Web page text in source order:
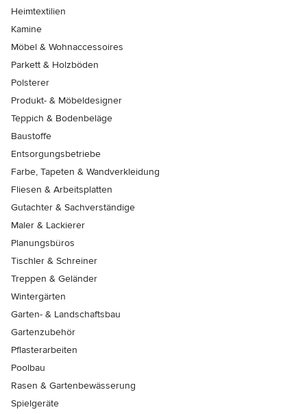
Heimtextilien
Kamine
Möbel & Wohnaccessoires
Parkett & Holzböden
Polsterer
Produkt- & Möbeldesigner
Teppich & Bodenbeläge
Baustoffe
Entsorgungsbetriebe
Farbe, Tapeten & Wandverkleidung
Fliesen & Arbeitsplatten
Gutachter & Sachverständige
Maler & Lackierer
Planungsbüros
Tischler & Schreiner
Treppen & Geländer
Wintergärten
Garten- & Landschaftsbau
Gartenzubehör
Pflasterarbeiten
Poolbau
Rasen & Gartenbewässerung
Spielgeräte